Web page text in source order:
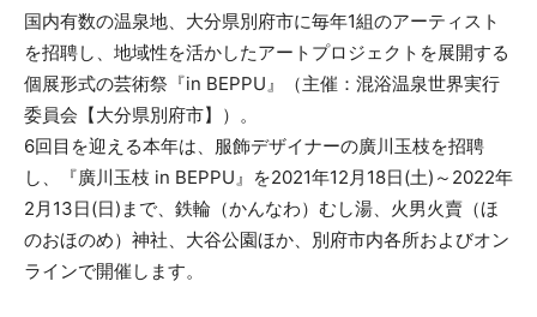
国内有数の温泉地、大分県別府市に毎年1組のアーティスト
を招聘し、地域性を活かしたアートプロジェクトを展開する
個展形式の芸術祭『in BEPPU』（主催：混浴温泉世界実行
委員会【大分県別府市】）。
6回目を迎える本年は、服飾デザイナーの廣川玉枝を招聘
し、『廣川玉枝 in BEPPU』を2021年12月18日(土)～2022年
2月13日(日)まで、鉄輪（かんなわ）むし湯、火男火賣（ほ
のおほのめ）神社、大谷公園ほか、別府市内各所およびオン
ラインで開催します。